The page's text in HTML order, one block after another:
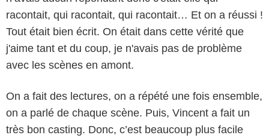
racontait, qui racontait, qui racontait… Et on a réussi !
Tout était bien écrit. On était dans cette vérité que
j'aime tant et du coup, je n'avais pas de problème
avec les scènes en amont.
On a fait des lectures, on a répété une fois ensemble,
on a parlé de chaque scène. Puis, Vincent a fait un
très bon casting. Donc, c’est beaucoup plus facile